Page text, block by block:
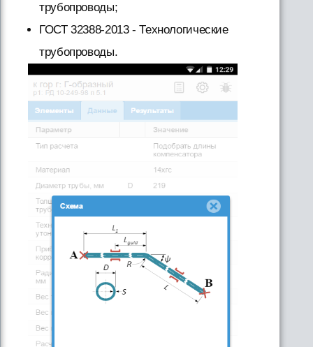
трубопроводы;
ГОСТ 32388-2013 - Технологические
трубопроводы.